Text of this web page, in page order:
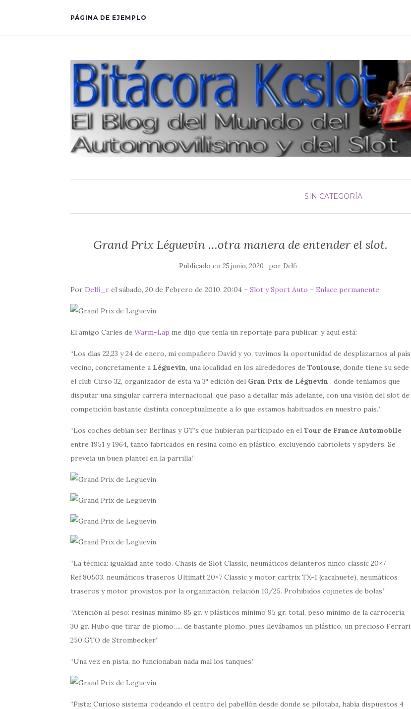
PÁGINA DE EJEMPLO
SIN CATEGORÍA
Grand Prix Léguevin …otra manera de entender el slot.
Publicado en25 junio, 2020 por Delfi
Por Delfi_r el sábado, 20 de Febrero de 2010, 20:04 – Slot y Sport Auto – Enlace permanente
El amigo Carles de Warm-Lap me dijo que tenía un reportaje para publicar, y aquí está:
Los días 22,23 y 24 de enero, mi compañero David y yo, tuvimos la oportunidad de desplazarnos al país
vecino, concretamente a Léguevin, una localidad en los alrededores de Toulouse, donde tiene su sede
el club Cirso 32, organizador de esta ya 3ª edición del Gran Prix de Léguevin , donde teníamos que
disputar una singular carrera internacional, que paso a detallar más adelante, con una visión del slot de
competición bastante distinta conceptualmente a lo que estamos habituados en nuestro país.
Los coches debían ser Berlinas y GT’s que hubieran participado en el Tour de France Automobile
entre 1951 y 1964, tanto fabricados en resina como en plástico, excluyendo cabriolets y spyders. Se
preveía un buen plantel en la parrilla.
La técnica: igualdad ante todo. Chasis de Slot Classic, neumáticos delanteros ninco classic 20×7
Ref.80503, neumáticos traseros Ultimatt 20×7 Classic y motor cartrix TX-1 (cacahuete), neumáticos
traseros y motor provistos por la organización, relación 10/25. Prohibidos cojinetes de bolas.
Atención al peso: resinas mínimo 85 gr. y plásticos mínimo 95 gr. total, peso mínimo de la carrocería
30 gr. Hubo que tirar de plomo….. de bastante plomo, pues llevábamos un plástico, un precioso Ferrari
250 GTO de Strombecker.
Una vez en pista, no funcionaban nada mal los tanques.
Pista: Curioso sistema, rodeando el centro del pabellón desde donde se pilotaba, había dispuestos 4